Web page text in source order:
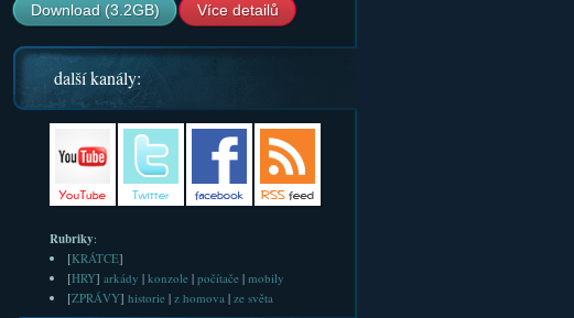
Download (3.2GB) Více detailů
další kanály:
Rubriky:
[KRÁTCE]
[HRY] arkády | konzole| počítače| mobily
[ZPRÁVY] historie| z homova| ze světa